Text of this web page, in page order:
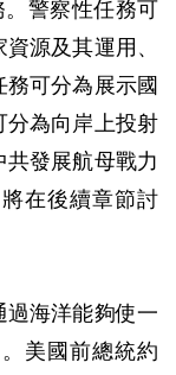
警察性任務可
源及其運用、
可分為展示國
分為向岸上投射
發展航母戰力
在後續章節討
過海洋能夠使一
美國前總統約